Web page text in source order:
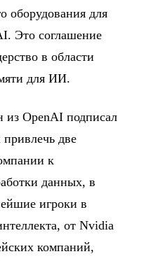
оборудования для
Это соглашение
в области
для ИИ.
из OpenAI подписал
две
к
данных, в
игроки в
от Nvidia
компаний,